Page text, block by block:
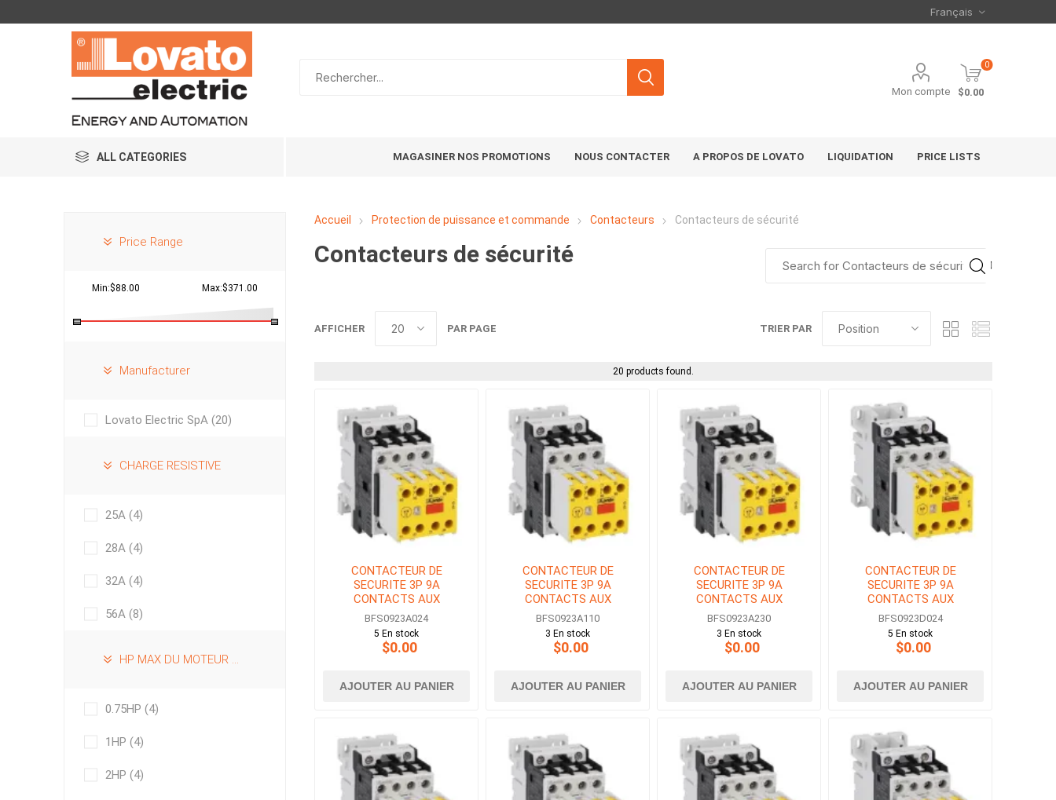
Mon compte
0
$0.00
ALL CATEGORIES MAGASINER NOS PROMOTIONS NOUS CONTACTER A PROPOS DE LOVATO LIQUIDATION PRICE LISTS
Accueil Protection de puissance et commande Contacteurs Contacteurs de sécurité
Contacteurs de sécurité
TRIER PAR
AFFICHER PAR PAGE
20 products found.
CONTACTEUR DE
SECURITE 3P 9A
CONTACTS AUX
2NO+3NF BOBINE 24V
AC
BFS0923A024
5 En stock
$0.00
AJOUTER AU PANIER
CONTACTEUR DE
SECURITE 3P 9A
CONTACTS AUX
2NO+3NF BOBINE 110V
AC
BFS0923A110
3 En stock
$0.00
AJOUTER AU PANIER
CONTACTEUR DE
SECURITE 3P 9A
CONTACTS AUX
2NO+3NF BOBINE 230V
AC
BFS0923A230
3 En stock
$0.00
AJOUTER AU PANIER
CONTACTEUR DE
SECURITE 3P 9A
CONTACTS AUX
2NO+3NF BOBINE 24V
DC
BFS0923D024
5 En stock
$0.00
AJOUTER AU PANIER
Price Range
Min:$88.00 Max:$371.00
Manufacturer
Lovato Electric SpA (20)
CHARGE RESISTIVE
25A (4)
28A (4)
32A (4)
56A (8)
HP MAX DU MOTEUR À 120VAC
0.75HP (4)
1HP (4)
2HP (4)